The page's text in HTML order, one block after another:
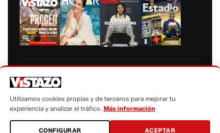
autorización escrita de su titular, de todos los contenidos de Vistazo.com.
Utilizamos cookies propias y de terceros para mejorar tu
experiencia y analizar el tráfico. Más información
CONFIGURAR ACEPTAR